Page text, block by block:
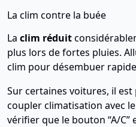
La clim contre la buée
La clim réduit
plus lors de fortes pluies.
clim pour désembuer
Sur certaines voitures, il est
coupler climatisation avec
vérifier que le bouton “A/C”